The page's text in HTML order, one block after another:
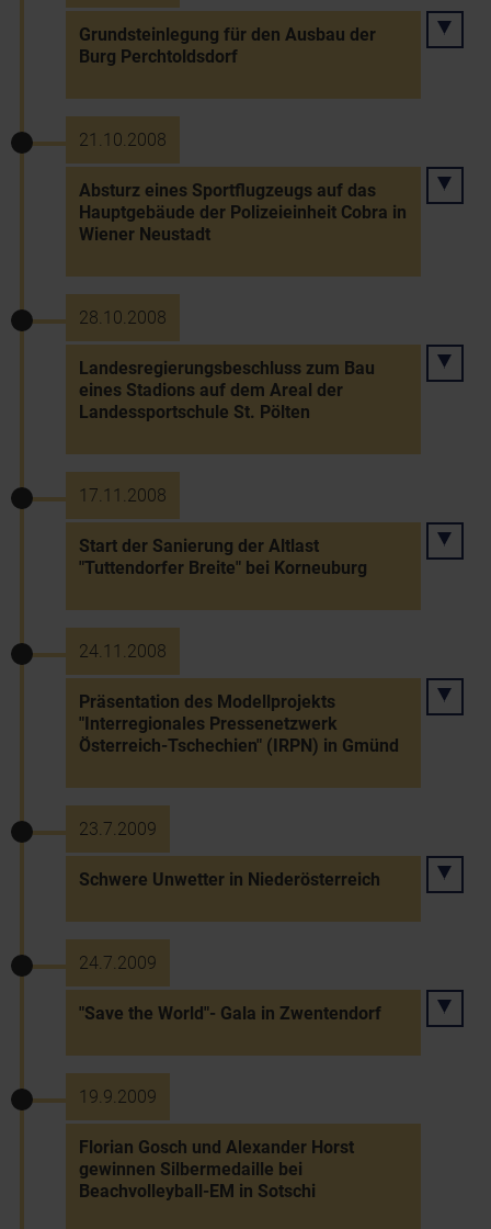
Grundsteinlegung für den Ausbau der
Burg Perchtoldsdorf
21.10.2008
Absturz eines Sportflugzeugs auf das
Hauptgebäude der Polizeieinheit Cobra in
Wiener Neustadt
28.10.2008
Landesregierungsbeschluss zum Bau
eines Stadions auf dem Areal der
Landessportschule St. Pölten
17.11.2008
Start der Sanierung der Altlast
"Tuttendorfer Breite" bei Korneuburg
24.11.2008
Präsentation des Modellprojekts
"Interregionales Pressenetzwerk
Österreich-Tschechien" (IRPN) in Gmünd
23.7.2009
Schwere Unwetter in Niederösterreich
24.7.2009
"Save the World"- Gala in Zwentendorf
19.9.2009
Florian Gosch und Alexander Horst
gewinnen Silbermedaille bei
Beachvolleyball-EM in Sotschi